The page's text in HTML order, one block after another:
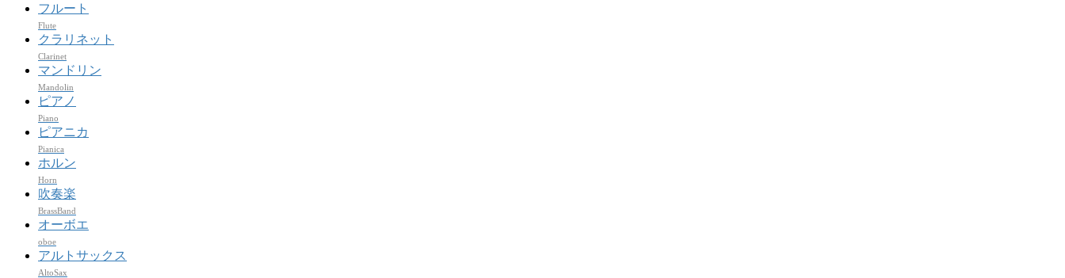
フルート
Flute
クラリネット
Clarinet
マンドリン
Mandolin
ピアノ
Piano
ピアニカ
Pianica
ホルン
Horn
吹奏楽
BrassBand
オーボエ
oboe
アルトサックス
AltoSax